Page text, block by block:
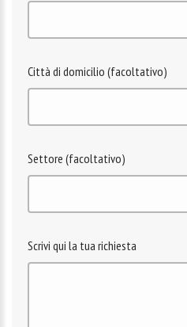
Città di domicilio (facoltativo)
Settore (facoltativo)
Scrivi qui la tua richiesta